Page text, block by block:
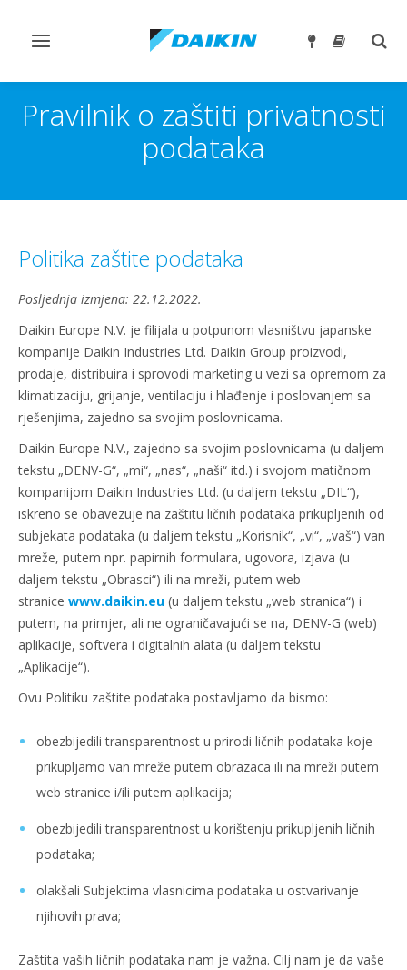
Toggle
Pravilnik o zaštiti privatnosti
podataka
Politika zaštite podataka
Posljednja izmjena: 22.12.2022.
Daikin Europe N.V. je filijala u potpunom vlasništvu japanske
kompanije Daikin Industries Ltd. Daikin Group proizvodi,
prodaje, distribuira i sprovodi marketing u vezi sa opremom za
klimatizaciju, grijanje, ventilaciju i hlađenje i poslovanjem sa
rješenjima, zajedno sa svojim poslovnicama.
Daikin Europe N.V., zajedno sa svojim poslovnicama (u daljem
tekstu „DENV-G“, „mi“, „nas“, „naši“ itd.) i svojom matičnom
kompanijom Daikin Industries Ltd. (u daljem tekstu „DIL“),
iskreno se obavezuje na zaštitu ličnih podataka prikupljenih od
subjekata podataka (u daljem tekstu „Korisnik“, „vi“, „vaš“) van
mreže, putem npr. papirnih formulara, ugovora, izjava (u
daljem tekstu „Obrasci“) ili na mreži, putem web
stranice www.daikin.eu (u daljem tekstu „web stranica“) i
putem, na primjer, ali ne ograničavajući se na, DENV-G (web)
aplikacije, softvera i digitalnih alata (u daljem tekstu
„Aplikacije“).
Ovu Politiku zaštite podataka postavljamo da bismo:
obezbijedili transparentnost u prirodi ličnih podataka koje
prikupljamo van mreže putem obrazaca ili na mreži putem
web stranice i/ili putem aplikacija;
obezbijedili transparentnost u korištenju prikupljenih ličnih
podataka;
olakšali Subjektima vlasnicima podataka u ostvarivanje
njihovih prava;
Zaštita vaših ličnih podataka nam je važna. Cilj nam je da vaše